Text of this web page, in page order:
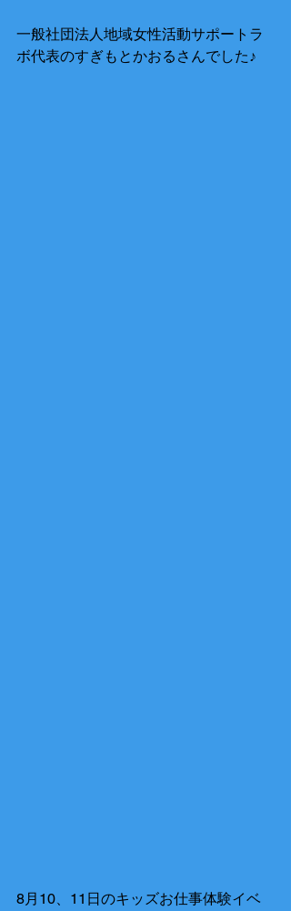
一般社団法人地域女性活動サポートラ
ボ代表のすぎもとかおるさんでした♪
8月10、11日のキッズお仕事体験イベ